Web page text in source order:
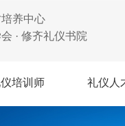
养中心
· 修齐礼仪书院
培训师 礼仪人